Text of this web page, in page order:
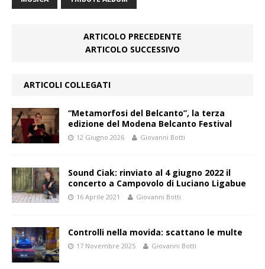
ARTICOLO PRECEDENTE
ARTICOLO SUCCESSIVO
ARTICOLI COLLEGATI
“Metamorfosi del Belcanto”, la terza
edizione del Modena Belcanto Festival
12 Giugno 2026 Giovanni Botti
Sound Ciak: rinviato al 4 giugno 2022 il
concerto a Campovolo di Luciano Ligabue
16 Aprile 2021 Giovanni Botti
Controlli nella movida: scattano le multe
17 Novembre 2025 Giovanni Botti